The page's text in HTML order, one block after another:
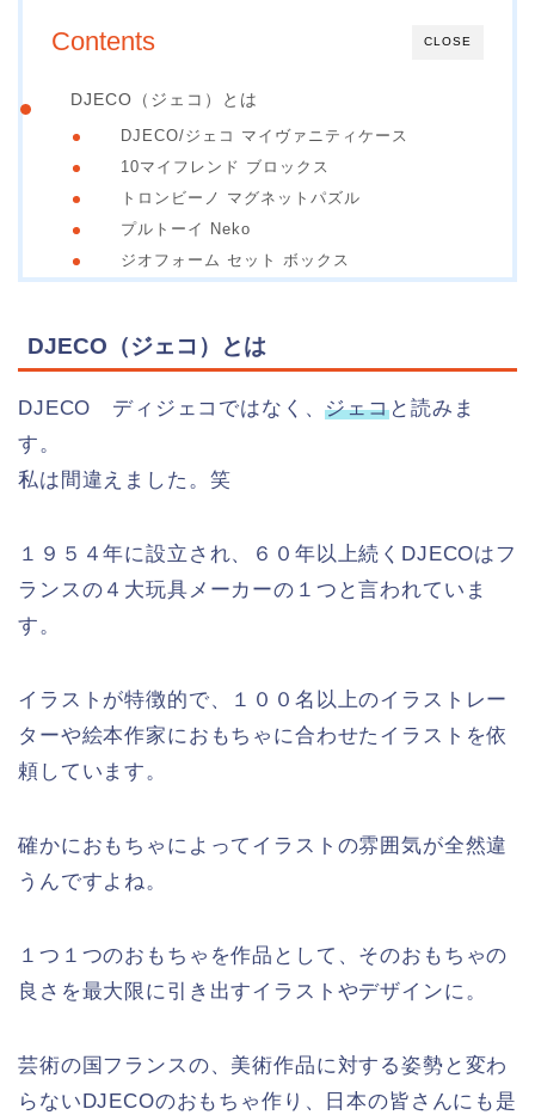
CLOSE
Contents
DJECO（ジェコ）とは
DJECO/ジェコ マイヴァニティケース
10マイフレンド ブロックス
トロンビーノ マグネットパズル
プルトーイ Neko
ジオフォーム セット ボックス
DJECO（ジェコ）とは
DJECO ディジェコではなく、ジェコと読みま
す。
私は間違えました。笑
１９５４年に設立され、６０年以上続くDJECOはフ
ランスの４大玩具メーカーの１つと言われていま
す。
イラストが特徴的で、１００名以上のイラストレー
ターや絵本作家におもちゃに合わせたイラストを依
頼しています。
確かにおもちゃによってイラストの雰囲気が全然違
うんですよね。
１つ１つのおもちゃを作品として、そのおもちゃの
良さを最大限に引き出すイラストやデザインに。
芸術の国フランスの、美術作品に対する姿勢と変わ
らないDJECOのおもちゃ作り、日本の皆さんにも是